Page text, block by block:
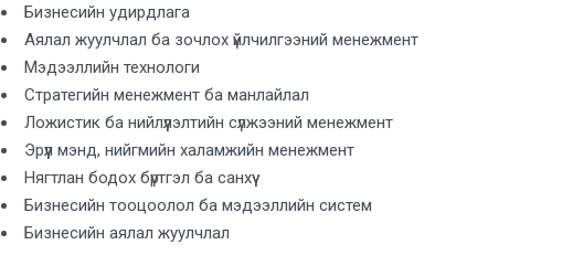
Бизнесийн удирдлага
Аялал жуулчлал ба зочлох үйлчилгээний менежмент
Мэдээллийн технологи
Стратегийн менежмент ба манлайлал
Ложистик ба нийлүүлэлтийн сүлжээний менежмент
Эрүүл мэнд, нийгмийн халамжийн менежмент
Нягтлан бодох бүртгэл ба санхүү
Бизнесийн тооцоолол ба мэдээллийн систем
Бизнесийн аялал жуулчлал